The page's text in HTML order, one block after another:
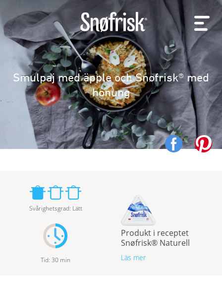
Smulpaj med äpple och Snøfrisk® med
honung
Svårighetsgrad: Lätt
Tid: 30 min
Produkt i receptet
Snøfrisk® Naturell
Läs mer